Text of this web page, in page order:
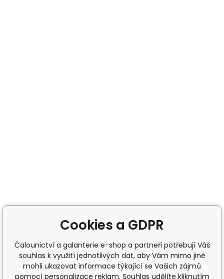
Cookies a GDPR
Čalounictví a galanterie e-shop a partneři potřebují Váš
souhlas k využití jednotlivých dat, aby Vám mimo jiné
mohli ukazovat informace týkající se Vašich zájmů
pomocí personalizace reklam. Souhlas udělíte kliknutím